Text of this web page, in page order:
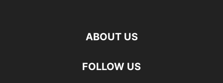
ABOUT US
FOLLOW US